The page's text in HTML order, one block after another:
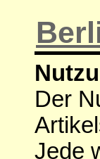
Der
Jede